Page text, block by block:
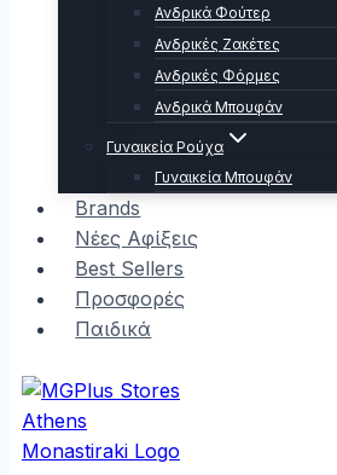
Ανδρικά Φούτερ
Ανδρικές Ζακέτες
Ανδρικές Φόρμες
Ανδρικά Μπουφάν
Γυναικεία Ρούχα
Γυναικεία Μπουφάν
Brands
Νέες Αφίξεις
Best Sellers
Προσφορές
Παιδικά